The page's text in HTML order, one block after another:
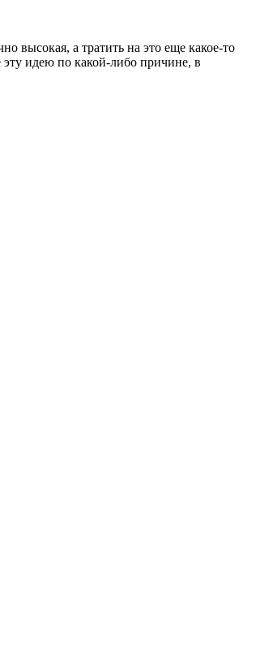
высокая, а тратить на это еще какое-то
эту идею по какой-либо причине, в